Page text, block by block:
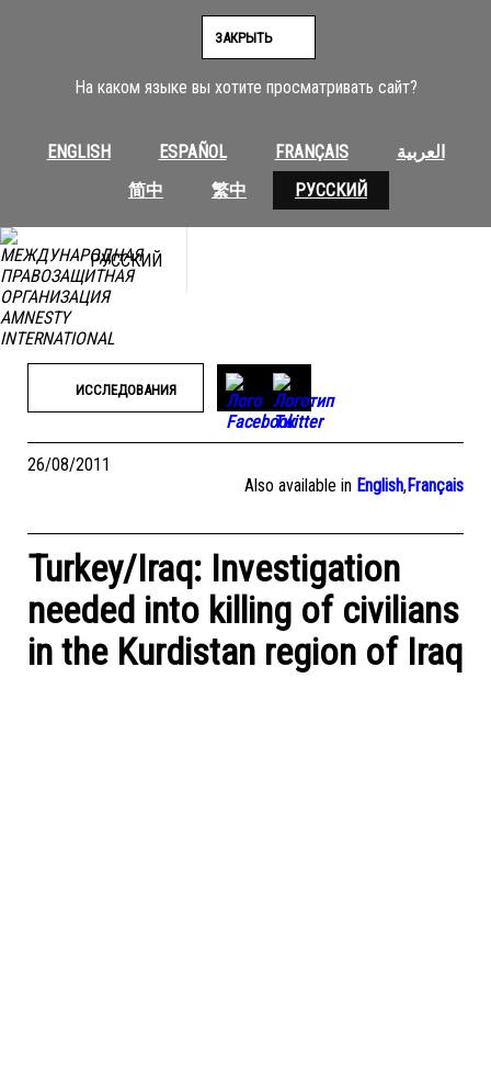
На каком языке вы хотите просматривать сайт?
ENGLISH ESPAÑOL FRANÇAIS
العربية
简中
繁中 РУССКИЙ
ЗАКРЫТЬ
РУССКИЙ
ИССЛЕДОВАНИЯ
26/08/2011
Also available in English,Français
Turkey/Iraq: Investigation
needed into killing of civilians
in the Kurdistan region of Iraq